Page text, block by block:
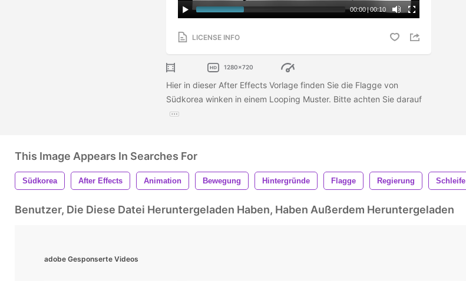
00:00|00:10
LICENSE INFO
1280x720
Hier in dieser After Effects Vorlage finden Sie die Flagge von
Südkorea winken in einem Looping Muster. Bitte achten Sie darauf
This Image Appears In Searches For
Südkorea After Effects Animation Bewegung Hintergründe Flagge Regierung Schleife
Benutzer, Die Diese Datei Heruntergeladen Haben, Haben Außerdem Heruntergeladen
adobe Gesponserte Videos